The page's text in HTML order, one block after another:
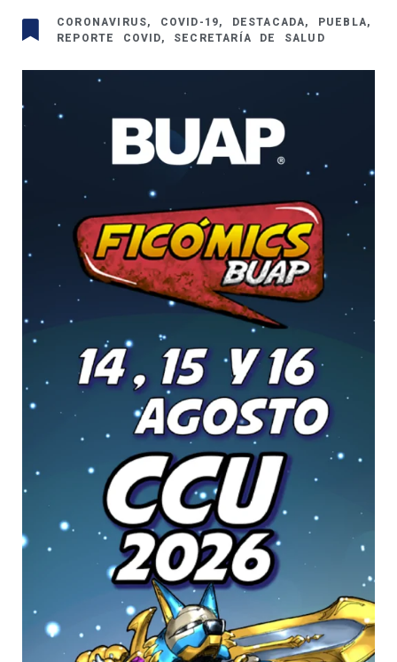
CORONAVIRUS, COVID-19, DESTACADA, PUEBLA,
REPORTE COVID, SECRETARÍA DE SALUD